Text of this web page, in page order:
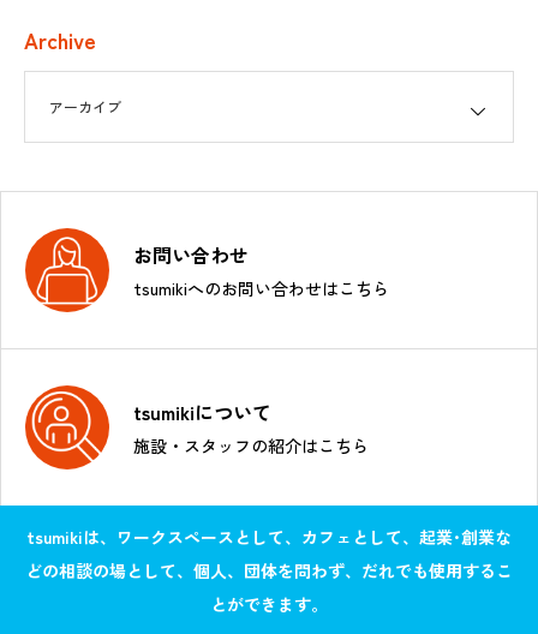
Archive
お問い合わせ
tsumikiへのお問い合わせはこちら
tsumikiについて
施設・スタッフの紹介はこちら
tsumikiは、ワークスペースとして、カフェとして、起業･創業な
どの相談の場として、個人、団体を問わず、だれでも使用するこ
とができます。